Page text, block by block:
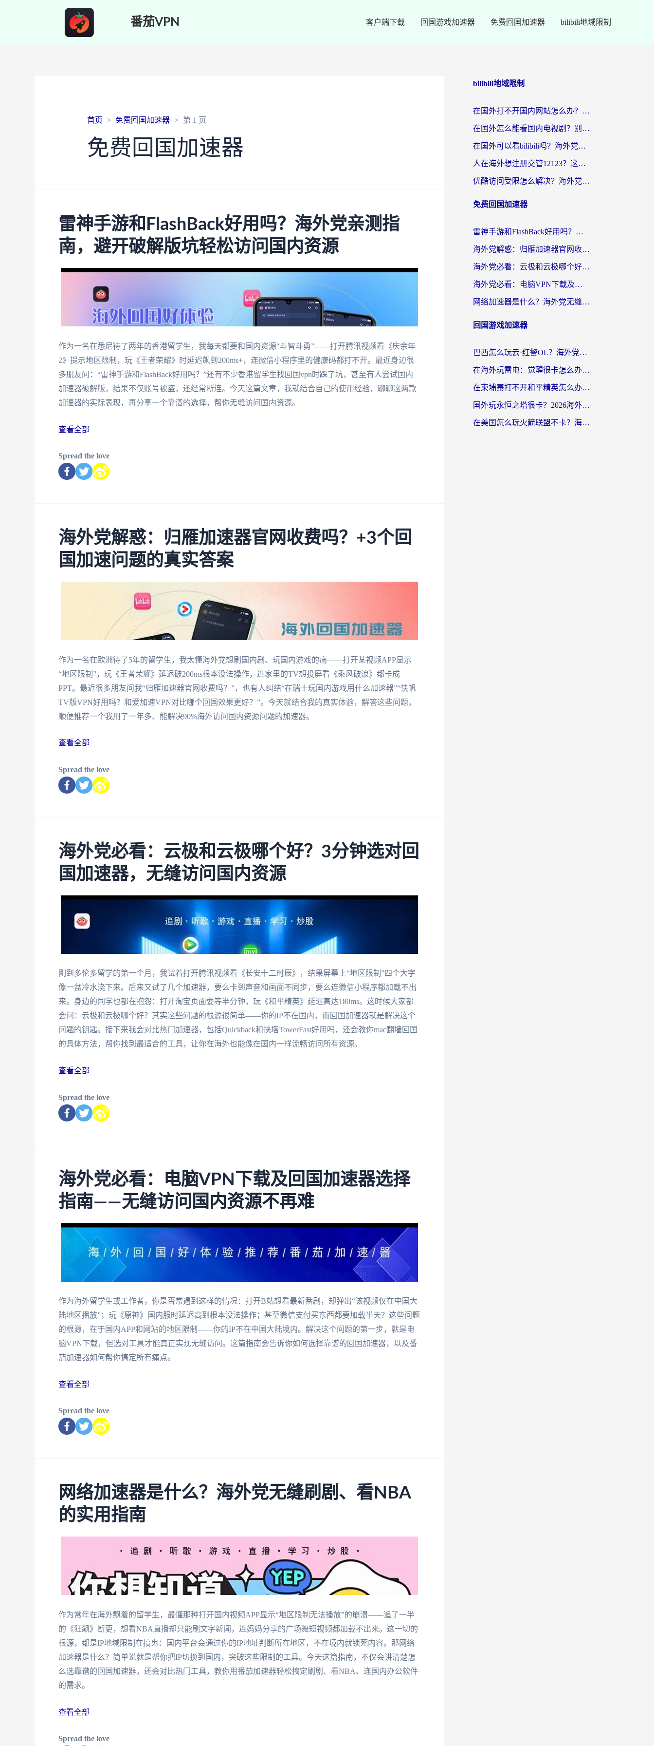
番茄VPN 客户端下载 回国游戏加速器 免费回国加速器 bilibili地域限制
首页 免费回国加速器 第 1 页
免费回国加速器
雷神手游和FlashBack好用吗？海外党亲测指
南，避开破解版坑轻松访问国内资源
作为一名在悉尼待了两年的香港留学生，我每天都要和国内资源“斗智斗勇”——打开腾讯视频看《庆余年
2》提示地区限制，玩《王者荣耀》时延迟飙到200ms+，连微信小程序里的健康码都打不开。最近身边很
多朋友问：“雷神手游和FlashBack好用吗？”还有不少香港留学生找回国vpn时踩了坑，甚至有人尝试国内
加速器破解版，结果不仅账号被盗，还经常断连。今天这篇文章，我就结合自己的使用经验，聊聊这两款
加速器的实际表现，再分享一个靠谱的选择，帮你无缝访问国内资源。
查看全部
Spread the love
海外党解惑：归雁加速器官网收费吗？+3个回
国加速问题的真实答案
作为一名在欧洲待了5年的留学生，我太懂海外党想刷国内剧、玩国内游戏的痛——打开某视频APP显示
“地区限制”，玩《王者荣耀》延迟破200ms根本没法操作，连家里的TV想投屏看《乘风破浪》都卡成
PPT。最近很多朋友问我“归雁加速器官网收费吗？”，也有人纠结“在瑞士玩国内游戏用什么加速器”“快帆
TV版VPN好用吗？和爱加速VPN对比哪个回国效果更好？”。今天就结合我的真实体验，解答这些问题，
顺便推荐一个我用了一年多、能解决90%海外访问国内资源问题的加速器。
查看全部
Spread the love
海外党必看：云极和云极哪个好？3分钟选对回
国加速器，无缝访问国内资源
刚到多伦多留学的第一个月，我试着打开腾讯视频看《长安十二时辰》，结果屏幕上“地区限制”四个大字
像一盆冷水浇下来。后来又试了几个加速器，要么卡到声音和画面不同步，要么连微信小程序都加载不出
来。身边的同学也都在抱怨：打开淘宝页面要等半分钟，玩《和平精英》延迟高达180ms。这时候大家都
会问：云极和云极哪个好？其实这些问题的根源很简单——你的IP不在国内，而回国加速器就是解决这个
问题的钥匙。接下来我会对比热门加速器，包括Quickback和快塔TowerFast好用吗，还会教你mac翻墙回国
的具体方法，帮你找到最适合的工具，让你在海外也能像在国内一样流畅访问所有资源。
查看全部
Spread the love
海外党必看：电脑VPN下载及回国加速器选择
指南——无缝访问国内资源不再难
作为海外留学生或工作者，你是否常遇到这样的情况：打开B站想看最新番剧，却弹出“该视频仅在中国大
陆地区播放”；玩《原神》国内服时延迟高到根本没法操作；甚至微信支付买东西都要加载半天？这些问题
的根源，在于国内APP和网站的地区限制——你的IP不在中国大陆境内。解决这个问题的第一步，就是电
脑VPN下载，但选对工具才能真正实现无缝访问。这篇指南会告诉你如何选择靠谱的回国加速器，以及番
茄加速器如何帮你搞定所有痛点。
查看全部
Spread the love
网络加速器是什么？海外党无缝刷剧、看NBA
的实用指南
作为常年在海外飘着的留学生，最懂那种打开国内视频APP显示“地区限制无法播放”的崩溃——追了一半
的《狂飙》断更，想看NBA直播却只能刷文字新闻，连妈妈分享的广场舞短视频都加载不出来。这一切的
根源，都是IP地域限制在搞鬼：国内平台会通过你的IP地址判断所在地区，不在境内就锁死内容。那网络
加速器是什么？简单说就是帮你把IP切换到国内，突破这些限制的工具。今天这篇指南，不仅会讲清楚怎
么选靠谱的回国加速器，还会对比热门工具，教你用番茄加速器轻松搞定刷剧、看NBA、连国内办公软件
的需求。
查看全部
Spread the love
bilibili地域限制
在国外打不开国内网站怎么办？海外华人亲测的回国加速器选择指南
在国外怎么能看国内电视剧？别再踩坑！这篇给你真实解决方案
在国外可以看bilibili吗？海外党追剧看番的终极解决方案来了
人在海外想注册交管12123？这篇攻略帮你搞定（附回国加速神器）
优酷访问受限怎么解决？海外党亲测有效的回国加速方案
免费回国加速器
雷神手游和FlashBack好用吗？海外党亲测指南，避开破解版坑轻松访问国内资源
海外党解惑：归雁加速器官网收费吗？+3个回国加速问题的真实答案
海外党必看：云极和云极哪个好？3分钟选对回国加速器，无缝访问国内资源
海外党必看：电脑VPN下载及回国加速器选择指南——无缝访问国内资源不再难
网络加速器是什么？海外党无缝刷剧、看NBA的实用指南
回国游戏加速器
巴西怎么玩云·红警OL？海外党国服游戏加速终极攻略（附非洲逆水寒&天下山海低延迟技巧）
在海外玩雷电：觉醒很卡怎么办？2026终极指南帮你告别延迟与卡顿
在柬埔寨打不开和平精英怎么办？海外党必看的国服游戏加速终极指南
国外玩永恒之塔很卡？2026海外党国服游戏加速器终极指南（附街头篮球坦克世界实测）
在美国怎么玩火箭联盟不卡？海外玩家国服游戏加速终极指南（附明日方舟美版王者荣耀优化技巧）